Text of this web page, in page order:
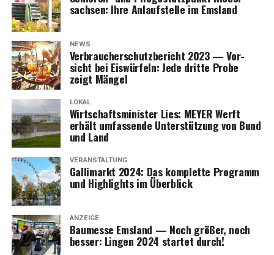
sach­sen: Ihre Anlauf­stel­le im Emsland
NEWS
Ver­brau­cher­schutz­be­richt 2023 — Vor­
sicht bei Eis­wür­feln: Jede drit­te Pro­be
zeigt Mängel
LOKAL
Wirt­schafts­mi­nis­ter Lies: MEYER Werft
erhält umfas­sen­de Unter­stüt­zung von Bund
und Land
VERANSTALTUNG
Gal­li­markt 2024: Das kom­plet­te Pro­gramm
und High­lights im Überblick
ANZEIGE
Bau­mes­se Ems­land — Noch grö­ßer, noch
bes­ser: Lin­gen 2024 star­tet durch!